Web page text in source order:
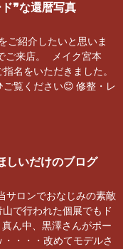
❞な還暦写真
ご紹介したいと思いま
ご来店。 メイク宮本
名をいただきました。
覧ください😊 修整・レ
しいだけのブログ
サロンでおなじみの素敵
で行われた個展でもド
ん中、黒澤さんがポー
・・・改めてモデルさ